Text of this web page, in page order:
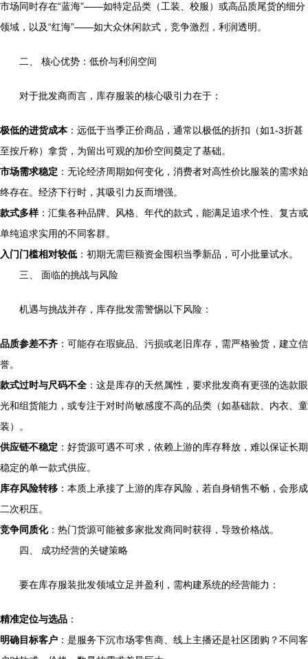
市场同时存在“蓝海”——如特定品类（工装、校服）或高品质尾货的细分
领域，以及“红海”——如大众休闲款式，竞争激烈，利润透明。
二、 核心优势：低价与利润空间
对于批发商而言，库存服装的核心吸引力在于：
极低的进货成本：远低于当季正价商品，通常以极低的折扣（如1-3折甚
至按斤称）拿货，为留出可观的加价空间奠定了基础。
市场需求稳定 ：无论经济周期如何变化，消费者对高性价比服装的需求始
终存在。经济下行时，其吸引力反而增强。
款式多样：汇集各种品牌、风格、年代的款式，能满足追求个性、复古或
单纯追求实用的不同客群。
入门门槛相对较低 ：初期无需巨额资金囤积当季新品，可小批量试水。
三、 面临的挑战与风险
机遇与挑战并存，库存批发需警惕以下风险：
品质参差不齐 ：可能存在瑕疵品、污损或老旧库存，需严格验货，建立信
誉。
款式过时与尺码不全 ：这是库存的天然属性，要求批发商有更强的选款眼
光和组货能力，或专注于对时尚敏感度不高的品类（如基础款、内衣、童
装）。
供应链不稳定 ：好货源可遇不可求，依赖上游的库存释放，难以保证长期
稳定的单一款式供应。
库存风险转移 ：本质上承接了上游的库存风险，若自身销售不畅，会形成
二次积压。
竞争同质化：热门货源可能被多家批发商同时获得，导致价格战。
四、 成功经营的关键策略
要在库存服装批发领域立足并盈利，需构建系统的经营能力：
精准定位与选品 ：
明确目标客户 ：是服务下沉市场零售商、线上主播还是社区团购？不同客